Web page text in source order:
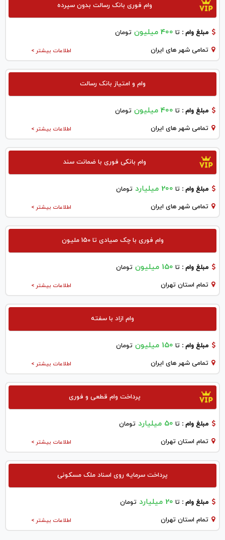
وام فوری بانک رسالت بدون سپرده
مبلغ وام : تا 400 میلیون تومان
اطلاعات بیشتر > تمامی شهر های ایران
وام و امتیاز بانک رسالت
مبلغ وام : تا 400 میلیون تومان
اطلاعات بیشتر > تمامی شهر های ایران
وام بانکی فوری با ضمانت سند
مبلغ وام : تا 200 میلیارد تومان
اطلاعات بیشتر > تمامی شهر های ایران
وام فوری با چک صیادی تا 150 ملیون
مبلغ وام : تا 150 میلیون تومان
اطلاعات بیشتر > تمام استان تهران
وام ازاد با سفته
مبلغ وام : تا 150 میلیون تومان
اطلاعات بیشتر > تمامی شهر های ایران
پرداخت وام قطعی و فوری
مبلغ وام : تا 50 میلیارد تومان
اطلاعات بیشتر > تمام استان تهران
پرداخت سرمایه روی اسناد ملک مسکونی
مبلغ وام : تا 20 میلیارد تومان
اطلاعات بیشتر > تمام استان تهران